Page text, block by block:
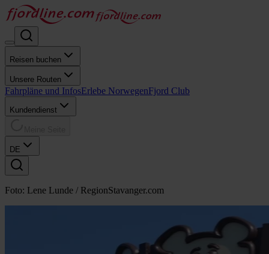
Reisen buchen
Unsere Routen
Fahrpläne und InfosErlebe NorwegenFjord Club
Kundendienst
DE
Foto: Lene Lunde / RegionStavanger.com